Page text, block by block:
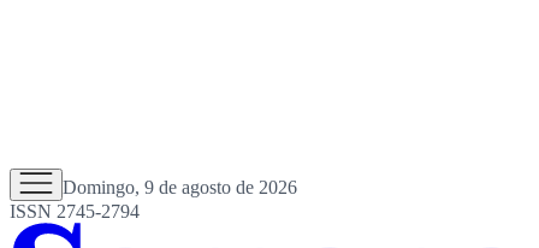
Domingo, 9 de agosto de 2026
ISSN 2745-2794